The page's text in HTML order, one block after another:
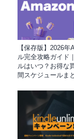
【保存版】2026年
ル完全攻略ガイド
ルはいつ？お得な
間スケジュールま